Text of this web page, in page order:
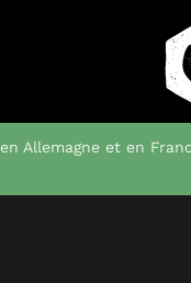
en Allemagne et en